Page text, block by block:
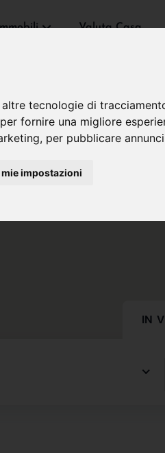
tecnologie di
per fornire una migliore
, per pubblicare
mie impostazioni
Valuta Casa
IN